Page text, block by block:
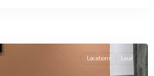
Locations Loué